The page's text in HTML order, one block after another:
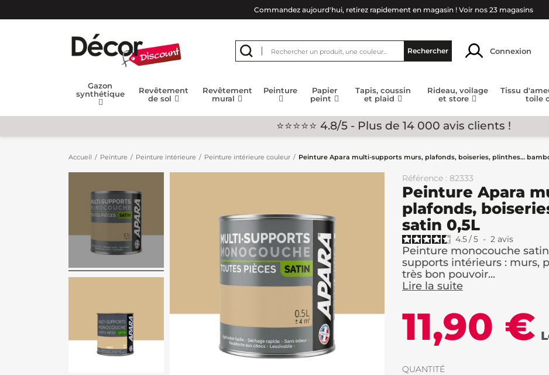
Commandez aujourd'hui, retirez rapidement en magasin ! Voir nos 23 magasins
Rechercher Connexion
Gazon
synthétique
Revêtement
de sol
Revêtement
mural
Peinture
Papier
peint
Tapis, coussin
et plaid
Rideau, voilage
et store
Tissu
toile
⭐⭐⭐⭐⭐ 4.8/5 - Plus de 14 000 avis clients !
Accueil Peinture Peinture intérieure Peinture intérieure couleur Peinture Apara multi-supports murs, plafonds, boiseries, plinthes…
Référence : 82333
Peinture Apara
plafonds,
satin 0,5L
4.5/5 - 2 avis
Peinture monocouche
supports intérieurs : murs,
très bon pouvoir...
Lire la suite
11,90 €
QUANTITÉ